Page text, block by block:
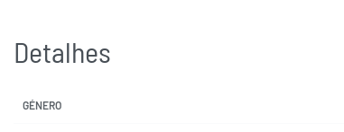
Detalhes
GÉNERO